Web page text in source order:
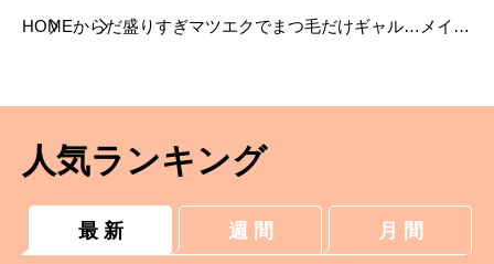
HOMEからだ盛りすぎマツエクでまつ毛だけギャル…メイク
人気ランキング
最 新 週 間 月 間